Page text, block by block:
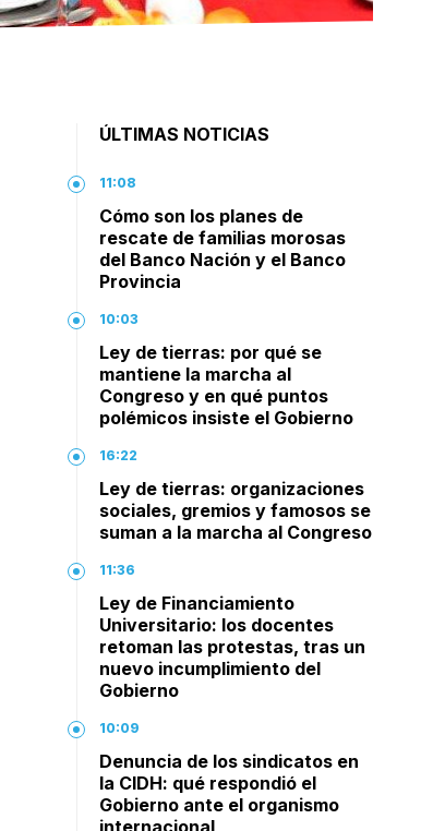
ÚLTIMAS NOTICIAS
11:08
Cómo son los planes de
rescate de familias morosas
del Banco Nación y el Banco
Provincia
10:03
Ley de tierras: por qué se
mantiene la marcha al
Congreso y en qué puntos
polémicos insiste el Gobierno
16:22
Ley de tierras: organizaciones
sociales, gremios y famosos se
suman a la marcha al Congreso
11:36
Ley de Financiamiento
Universitario: los docentes
retoman las protestas, tras un
nuevo incumplimiento del
Gobierno
10:09
Denuncia de los sindicatos en
la CIDH: qué respondió el
Gobierno ante el organismo
internacional